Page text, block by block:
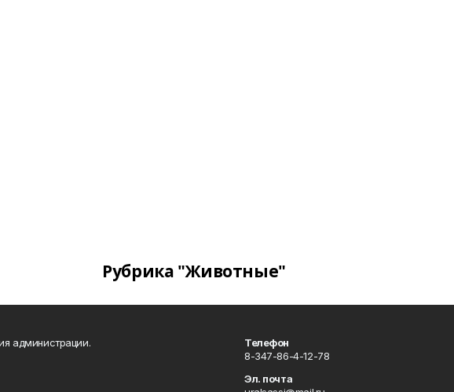
Рубрика "Животные"
администрации.
Телефон
8-347-86-4-12-78
Эл. почта